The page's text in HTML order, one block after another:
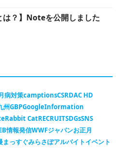
は？】Noteを公開しました
病対策camptionsCSRDAC HD
州GBPGoogleInformation
Rabbit CatRECRUITSDGsSNS
情報発信WWFジャパンお正月
まっすぐみらさぽアルバイトイベント